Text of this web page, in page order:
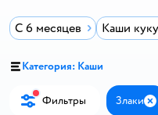
С 6 месяцев Каши
Категория: Каши
Фильтры Злаки